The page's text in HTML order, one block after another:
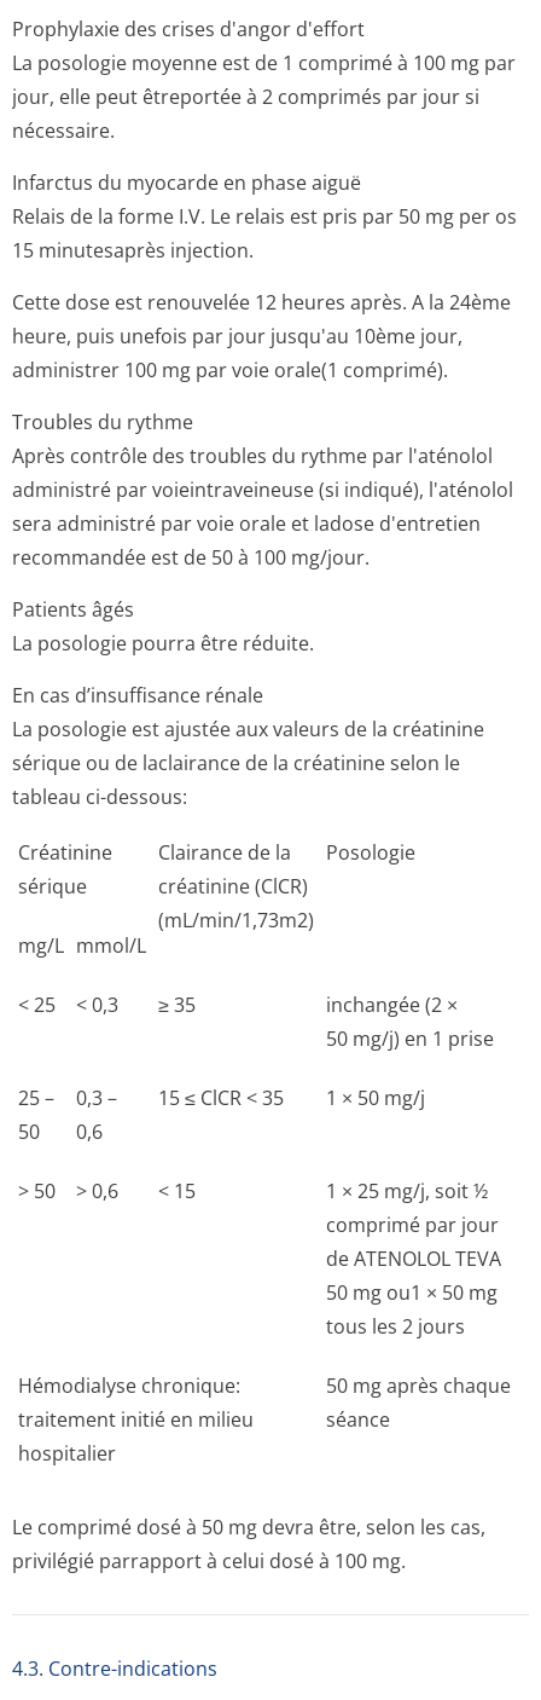
Prophylaxie des crises d'angor d'effort
La posologie moyenne est de 1 comprimé à 100 mg par
jour, elle peut êtreportée à 2 comprimés par jour si
nécessaire.
Infarctus du myocarde en phase aiguë
Relais de la forme I.V. Le relais est pris par 50 mg per os
15 minutesaprès injection.
Cette dose est renouvelée 12 heures après. A la 24ème
heure, puis unefois par jour jusqu'au 10ème jour,
administrer 100 mg par voie orale(1 comprimé).
Troubles du rythme
Après contrôle des troubles du rythme par l'aténolol
administré par voieintraveineuse (si indiqué), l'aténolol
sera administré par voie orale et ladose d'entretien
recommandée est de 50 à 100 mg/jour.
Patients âgés
La posologie pourra être réduite.
En cas d’insuffisance rénale
La posologie est ajustée aux valeurs de la créatinine
sérique ou de laclairance de la créatinine selon le
tableau ci-dessous:
Créatinine
sérique
Clairance de la
créatinine (ClCR)
(mL/min/1,73m2)
Posologie
mg/L mmol/L
< 25 < 0,3 ≥ 35
inchangée (2 ×
50 mg/j) en 1 prise
25 –
50
0,3 –
0,6
15 ≤ ClCR < 35 1 × 50 mg/j
> 50 > 0,6 < 15
1 × 25 mg/j, soit ½
comprimé par jour
de ATENOLOL TEVA
50 mg ou1 × 50 mg
tous les 2 jours
Hémodialyse chronique:
traitement initié en milieu
hospitalier
50 mg après chaque
séance
Le comprimé dosé à 50 mg devra être, selon les cas,
privilégié parrapport à celui dosé à 100 mg.
4.3. Contre-indications